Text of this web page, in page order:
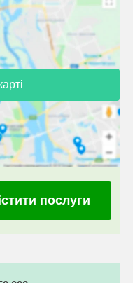
послуги